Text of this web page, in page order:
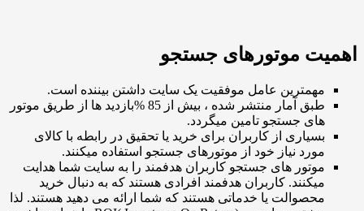
موتورهای جستجو
عامل موفقیت یک سایت داشتن بیننده است.
طبق آمار منتشر شده ، بیش از 85 %بازدید ها از طریق موتور
جستجو تامین میگردد.
از کاربران برای خرید یا تحقیق در رابطه با کالای
نیاز خود از موتورهای جستجو استفاده میکنند.
های جستجو کاربران هدفمند را به سایت شما هدایت
کاربران هدفمند افرادی هستند که به دنبال خرید
یا خدماتی هستند که شما ارائه می دهید هستند. لذا